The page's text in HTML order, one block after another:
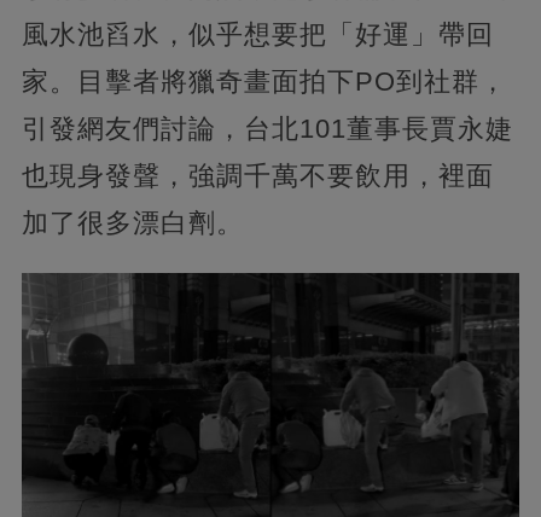
風水池舀水，似乎想要把「好運」帶回
家。目擊者將獵奇畫面拍下PO到社群，
引發網友們討論，台北101董事長賈永婕
也現身發聲，強調千萬不要飲用，裡面
加了很多漂白劑。